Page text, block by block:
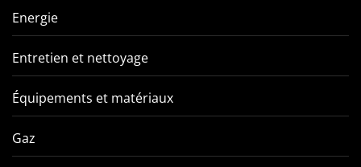
Energie
Entretien et nettoyage
Équipements et matériaux
Gaz